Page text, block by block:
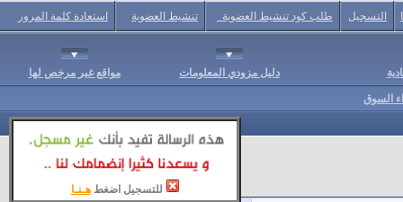
للتسجيل اضغط هـنـا
التسجيل طلب كود تنشيط العضوية تنشيط العضوية استعادة كلمة المرور
دليل مزودي المعلومات مواقع غير مرخص لها
السوق